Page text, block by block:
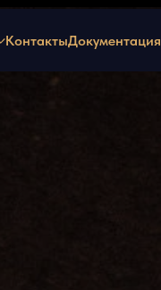
КонтактыДокументация